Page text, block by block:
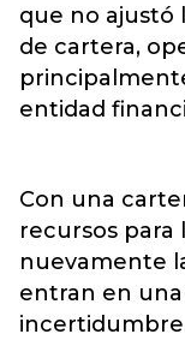
que no ajustó
de cartera,
entidad
Con una
recursos para
nuevamente
entran en